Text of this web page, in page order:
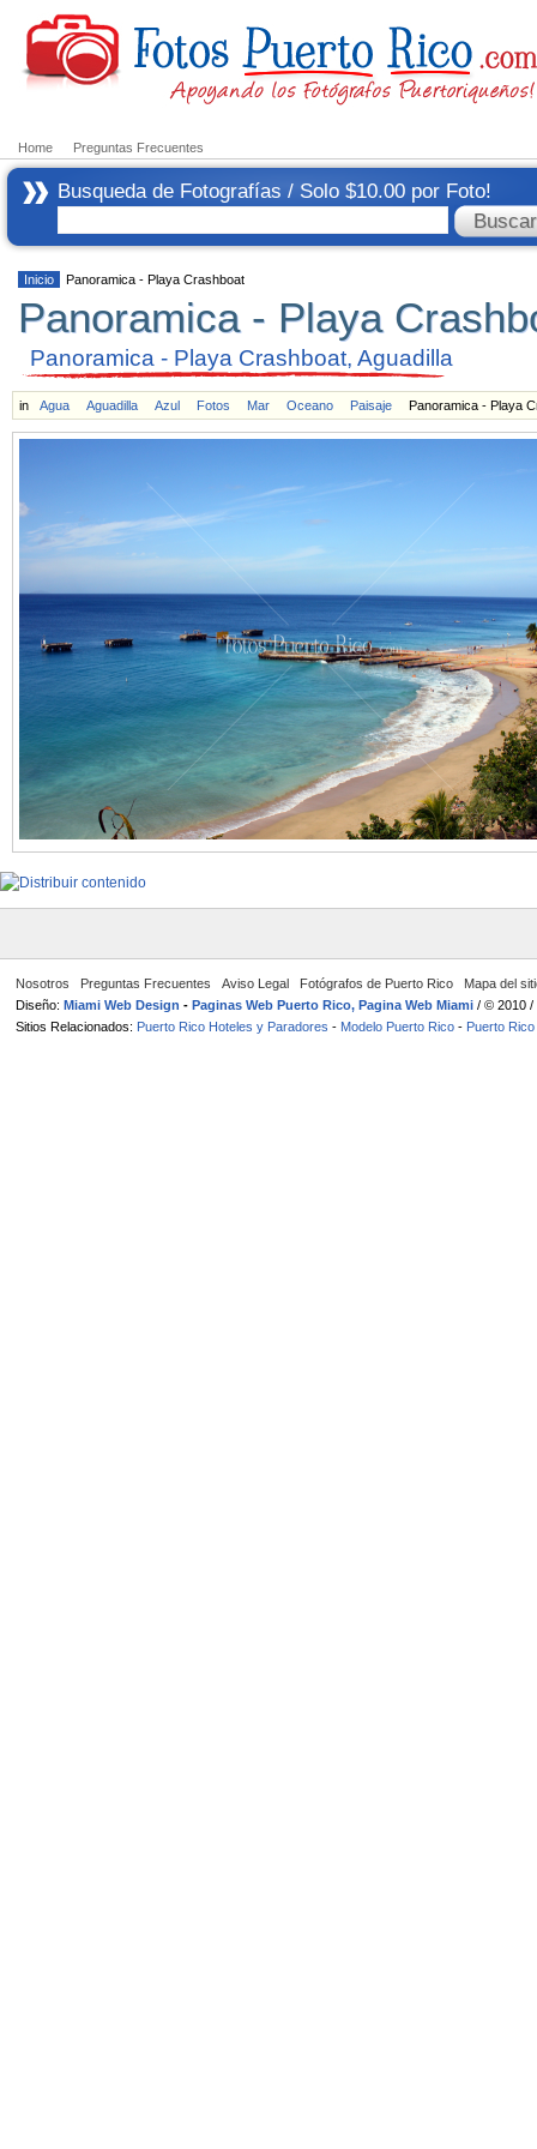
Home Preguntas Frecuentes
Busqueda de Fotografías / Solo $10.00 por Foto!
Inicio Panoramica - Playa Crashboat
Panoramica - Playa
Panoramica - Playa Crashboat, Aguadilla
in Agua Aguadilla Azul Fotos Mar Oceano Paisaje Panoramica - Playa
Nosotros Preguntas Frecuentes Aviso Legal Fotógrafos de Puerto Rico
Mapa del
Diseño: Miami Web Design - Paginas Web Puerto Rico, Pagina Web Miami / © 2010 /
Sitios Relacionados: Puerto Rico Hoteles y Paradores - Modelo Puerto Rico - Puerto